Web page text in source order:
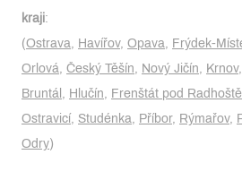
kraji:
(Ostrava, Havířov, Opava, Frýdek-
Orlová, Český Těšín, Nový Jičín, Krnov,
Bruntál , Hlučín, Frenštát pod
Ostravicí, Studénka, Příbor, Rýmařov,
Odry)